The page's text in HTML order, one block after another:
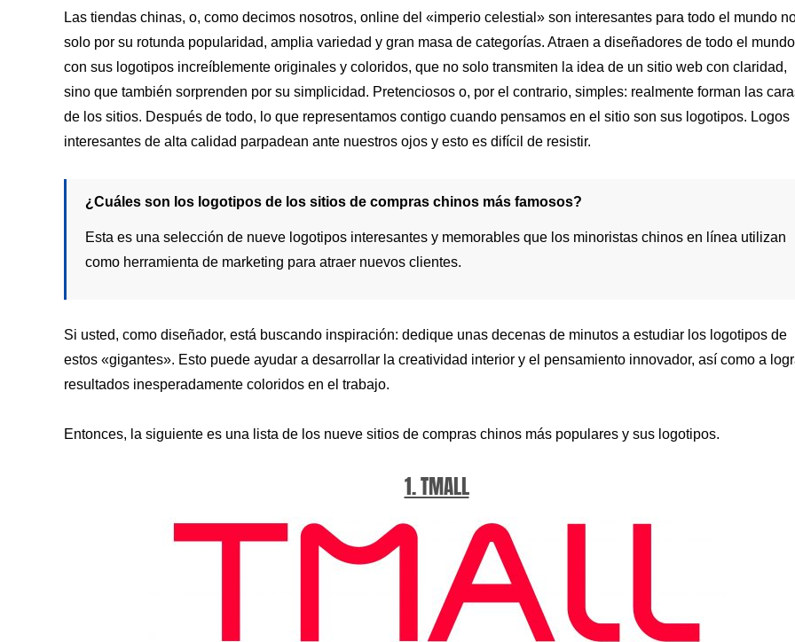
Las tiendas chinas, o, como decimos nosotros, online del «imperio celestial» son interesantes para todo el mundo
solo por su rotunda popularidad, amplia variedad y gran masa de categorías. Atraen a diseñadores de todo el mundo
con sus logotipos increíblemente originales y coloridos, que no solo transmiten la idea de un sitio web con claridad,
sino que también sorprenden por su simplicidad. Pretenciosos o, por el contrario, simples: realmente forman las
de los sitios. Después de todo, lo que representamos contigo cuando pensamos en el sitio son sus logotipos. Logos
interesantes de alta calidad parpadean ante nuestros ojos y esto es difícil de resistir.
¿Cuáles son los logotipos de los sitios de compras chinos más famosos?
Esta es una selección de nueve logotipos interesantes y memorables que los minoristas chinos en línea utilizan
como herramienta de marketing para atraer nuevos clientes.
Si usted, como diseñador, está buscando inspiración: dedique unas decenas de minutos a estudiar los logotipos de
estos «gigantes». Esto puede ayudar a desarrollar la creatividad interior y el pensamiento innovador, así como a
resultados inesperadamente coloridos en el trabajo.
Entonces, la siguiente es una lista de los nueve sitios de compras chinos más populares y sus logotipos.
1. TMALL